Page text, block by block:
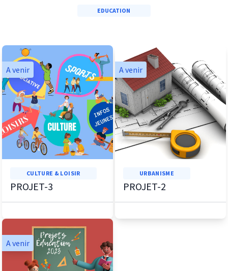
EDUCATION
A venir
CULTURE & LOISIR
PROJET-3
A venir
URBANISME
PROJET-2
A venir